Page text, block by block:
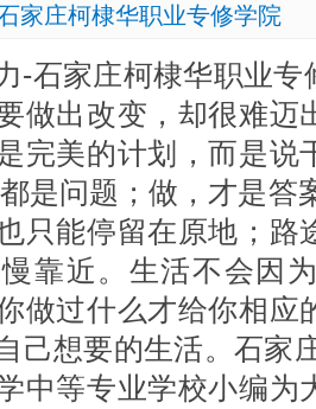
家庄柯棣华职业专修学院
-石家庄柯棣华职业
做出改变，却很难迈
完美的计划，而是说
是问题；做，才是答
只能停留在原地；路
靠近。生活不会因
做过什么才给你相应
己想要的生活。石家
中等专业学校小编为